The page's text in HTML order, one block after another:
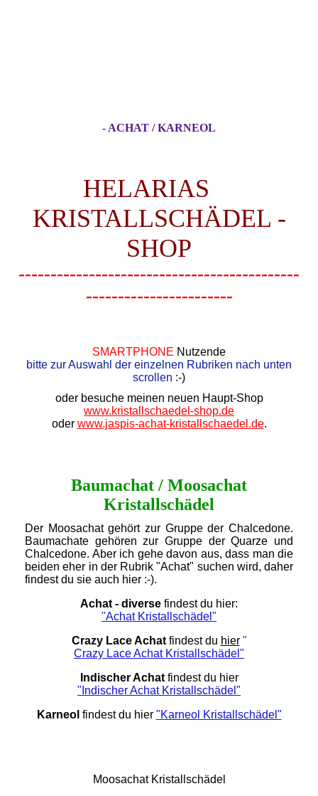
- ACHAT / KARNEOL
HELARIAS
KRISTALLSCHÄDEL -
SHOP
--------------------------------------------
-----------------------
SMARTPHONE Nutzende
bitte zur Auswahl der einzelnen Rubriken nach unten
scrollen :-)
oder besuche meinen neuen Haupt-Shop
www.kristallschaedel-shop.de
oder www.jaspis-achat-kristallschaedel.de.
Baumachat / Moosachat
Kristallschädel
Der Moosachat gehört zur Gruppe der Chalcedone.
Baumachate gehören zur Gruppe der Quarze und
Chalcedone. Aber ich gehe davon aus, dass man die
beiden eher in der Rubrik "Achat" suchen wird, daher
findest du sie auch hier :-).
Achat - diverse findest du hier:
"Achat Kristallschädel"
Crazy Lace Achatfindest du hier "
Crazy Lace Achat Kristallschädel"
Indischer Achatfindest du hier
"Indischer Achat Kristallschädel"
Karneol findest du hier "Karneol Kristallschädel"
Moosachat Kristallschädel